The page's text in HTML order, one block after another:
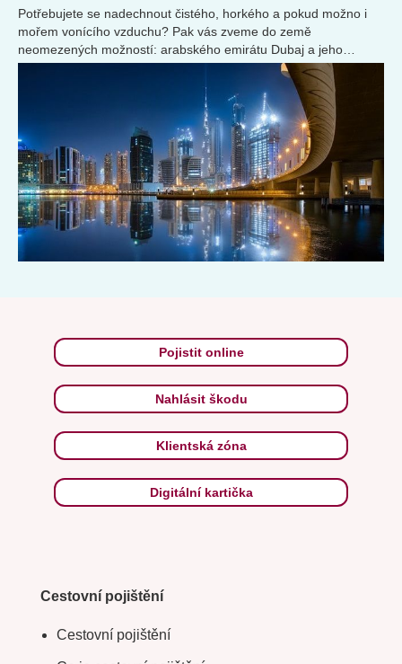
Potřebujete se nadechnout čistého, horkého a pokud možno i
mořem vonícího vzduchu? Pak vás zveme do země
neomezených možností: arabského emirátu Dubaj a jeho
stejnojmenného hlavního města.
Pojistit online
Nahlásit škodu
Klientská zóna
Digitální kartička
Cestovní pojištění
Cestovní pojištění